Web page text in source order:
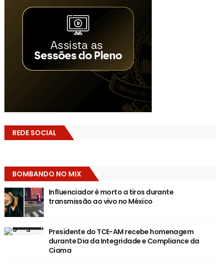
REDE SOCIAL
BOMBANDO NO MIX
Influenciador é morto a tiros durante
transmissão ao vivo no México
Presidente do TCE-AM recebe homenagem
durante Dia da Integridade e Compliance da
Ciama